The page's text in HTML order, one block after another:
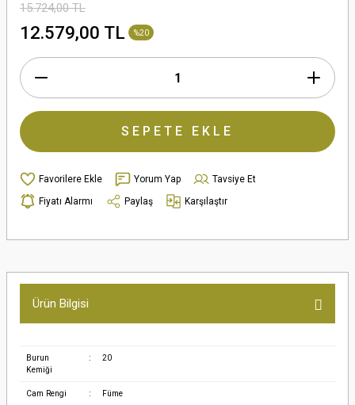
15.724,00 TL
12.579,00 TL %20
SEPETE EKLE
Yorum Yap
Tavsiye Et
Fiyatı Alarmı
Paylaş Karşılaştır
Ürün Bilgisi
Burun
Kemiği
: 20
Cam Rengi : Füme